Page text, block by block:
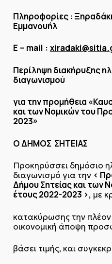
Πληροφορίες :
Εμμανουήλ
E – mail :
Περίληψη διακήρυξης
διαγωνισμού
για την προμήθεια
και των Νομικών του
2023»
Ο ΔΗΜΟΣ ΣΗΤΕΙΑΣ
Προκηρύσσει δημόσιο
διαγωνισμό για την <
Δήμου Σητείας και των
έτους 2022-2023 >, με
κατακύρωσης την
οικονομική άποψη
βάσει τιμής, και